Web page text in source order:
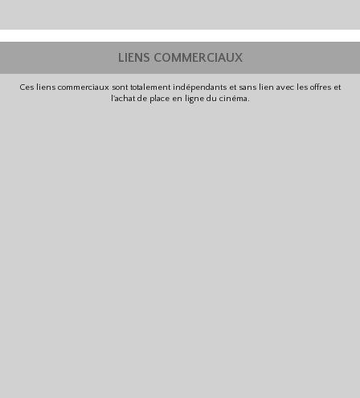
LIENS COMMERCIAUX
Ces liens commerciaux sont totalement indépendants et sans lien avec les offres et
l'achat de place en ligne du cinéma.